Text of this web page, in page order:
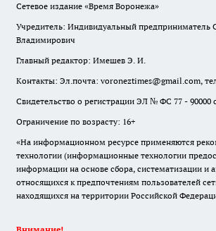
Сетевое издание «Время Воронежа»
Учредитель: Индивидуальный предприниматель
Владимирович
Главный редактор: Имешев Э. И.
Контакты: Эл.почта: voroneztimes@gmail.com,
Свидетельство о регистрации ЭЛ № ФС 77 - 90000
Ограничение по возрасту: 16+
«На информационном ресурсе применяются
технологии (информационные технологии
информации на основе сбора, систематизации и
относящихся к предпочтениям пользователей
находящихся на территории Российской